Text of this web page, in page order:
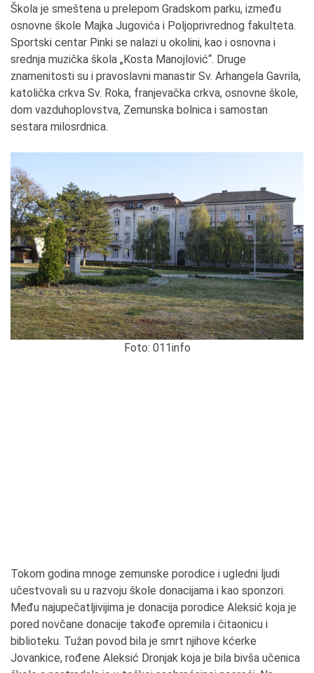
Škola je smeštena u prelepom Gradskom parku, između
osnovne škole Majka Jugovića i Poljoprivrednog fakulteta.
Sportski centar Pinki se nalazi u okolini, kao i osnovna i
srednja muzička škola „Kosta Manojlović“. Druge
znamenitosti su i pravoslavni manastir Sv. Arhangela Gavrila,
katolička crkva Sv. Roka, franjevačka crkva, osnovne škole,
dom vazduhoplovstva, Zemunska bolnica i samostan
sestara milosrdnica.
Foto: 011info
Tokom godina mnoge zemunske porodice i ugledni ljudi
učestvovali su u razvoju škole donacijama i kao sponzori.
Među najupečatljivijima je donacija porodice Aleksić koja je
pored novčane donacije takođe opremila i čitaonicu i
biblioteku. Tužan povod bila je smrt njihove kćerke
Jovankice, rođene Aleksić Dronjak koja je bila bivša učenica